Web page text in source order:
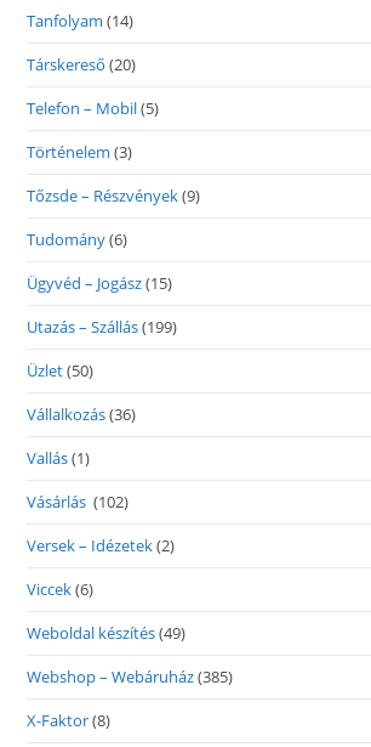
Tanfolyam (14)
Társkereső (20)
Telefon – Mobil(5)
Történelem (3)
Tőzsde – Részvények(9)
Tudomány(6)
Ügyvéd – Jogász(15)
Utazás – Szállás(199)
Üzlet(50)
Vállalkozás(36)
Vallás(1)
Vásárlás (102)
Versek – Idézetek(2)
Viccek(6)
Weboldal készítés(49)
Webshop – Webáruház(385)
X-Faktor(8)